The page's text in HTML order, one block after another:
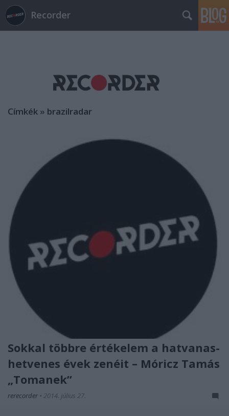
Recorder
Címkék » brazilradar
Sokkal többre értékelem a hatvanas-
hetvenes évek zenéit – Móricz Tamás
„Tomanek”
rerecorder • 2014. július 27.